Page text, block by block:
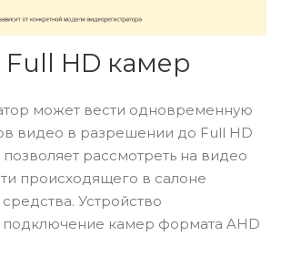
HD камер
может вести одновременную
видео в разрешении до Full HD
позволяет рассмотреть на видео
происходящего в салоне
Устройство
камер формата AHD